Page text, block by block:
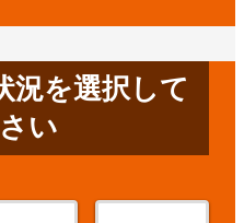
況を選択して
い